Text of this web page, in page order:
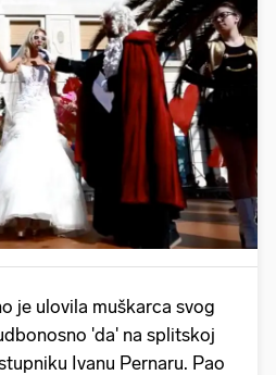
videa...
je ulovila muškarca svog
'da' na splitskoj
Ivanu Pernaru. Pao